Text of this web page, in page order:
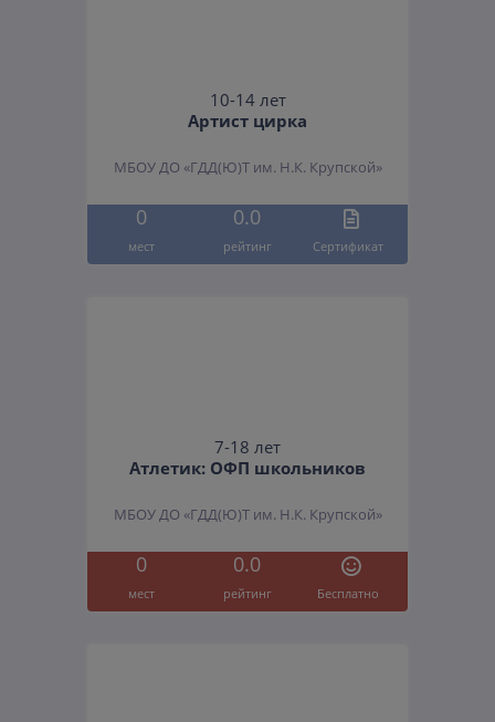
10-14 лет
Артист цирка
МБОУ ДО «ГДД(Ю)Т им. Н.К. Крупской»
0 0.0
мест рейтинг Cертификат
7-18 лет
Атлетик: ОФП школьников
МБОУ ДО «ГДД(Ю)Т им. Н.К. Крупской»
0 0.0
мест рейтинг Бесплатно